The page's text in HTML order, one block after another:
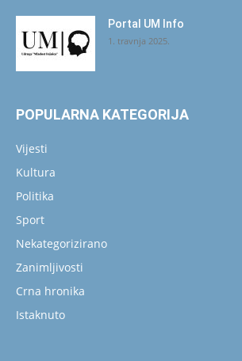
Portal UM Info
1. travnja 2025.
POPULARNA KATEGORIJA
Vijesti
Kultura
Politika
Sport
Nekategorizirano
Zanimljivosti
Crna hronika
Istaknuto